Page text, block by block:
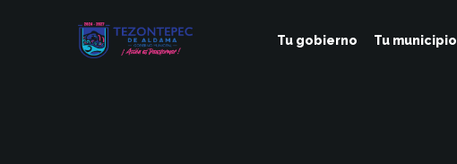
Tu gobierno Tu municipio